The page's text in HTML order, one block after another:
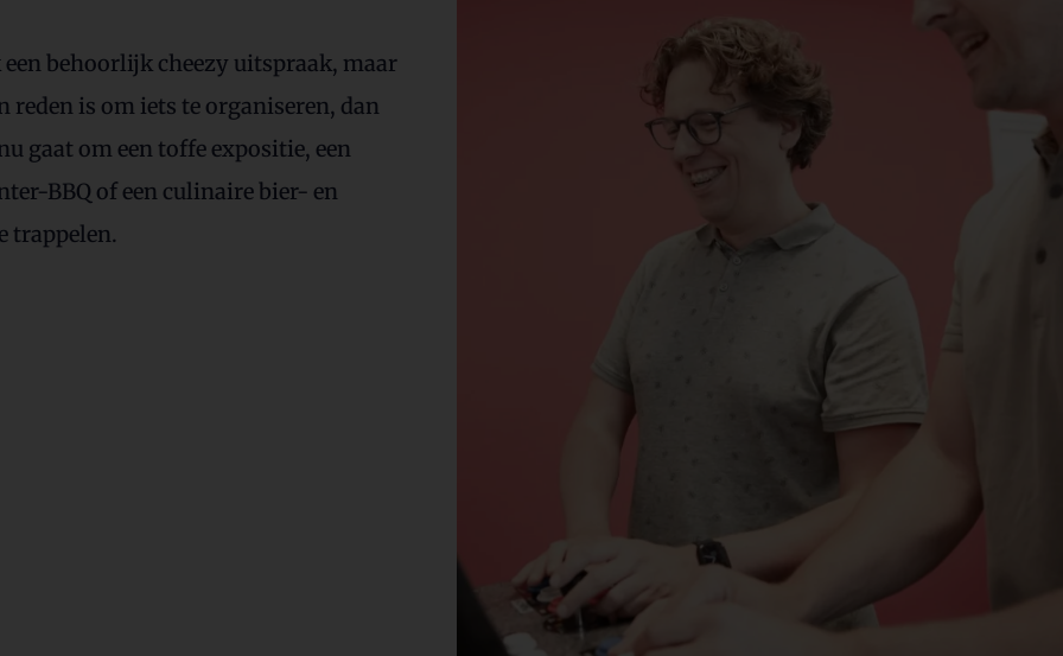
behoorlijk cheezy uitspraak, maar
reden is om iets te organiseren, dan
gaat om een toffe expositie, een
BBQ of een culinaire bier- en
trappelen.